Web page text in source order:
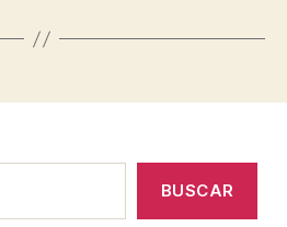
BUSCAR